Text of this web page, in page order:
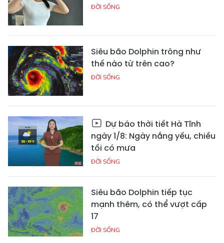
ĐỜI SỐNG
Siêu bão Dolphin trông như
thế nào từ trên cao?
ĐỜI SỐNG
Dự báo thời tiết Hà Tĩnh
ngày 1/8: Ngày nắng yếu, chiều
tối có mưa
ĐỜI SỐNG
Siêu bão Dolphin tiếp tục
mạnh thêm, có thể vượt cấp
17
ĐỜI SỐNG